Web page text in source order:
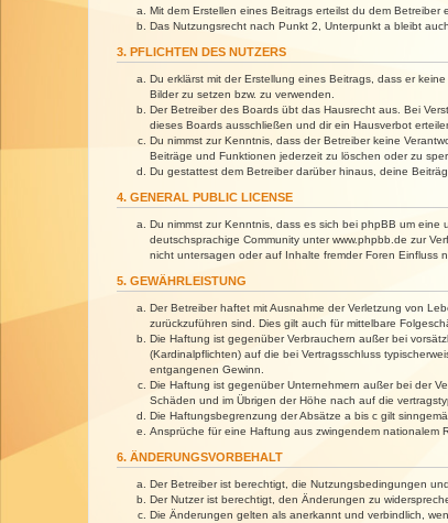
Mit dem Erstellen eines Beitrags erteilst du dem
Das Nutzungsrecht nach Punkt 2, Unterpunkt a bleibt
3. PFLICHTEN DES NUTZERS
Du erklärst mit der Erstellung eines Beitrags, dass er
Bilder zu setzen bzw. zu verwenden.
Der Betreiber des Boards übt das Hausrecht aus. Bei
dieses Boards ausschließen und dir ein Hausverbot
Du nimmst zur Kenntnis, dass der Betreiber keine
Beiträge und Funktionen jederzeit zu löschen oder zu
Du gestattest dem Betreiber darüber hinaus, deine
4. GENERAL PUBLIC LICENSE
Du nimmst zur Kenntnis, dass es sich bei phpBB um eine
deutschsprachige Community unter www.phpbb.de zur
nicht untersagen oder auf Inhalte fremder Foren Einfluss
5. GEWÄHRLEISTUNG
Der Betreiber haftet mit Ausnahme der Verletzung von
zurückzuführen sind. Dies gilt auch für mittelbare
Die Haftung ist gegenüber Verbrauchern außer bei
(Kardinalpflichten) auf die bei Vertragsschluss
entgangenen Gewinn.
Die Haftung ist gegenüber Unternehmern außer bei der
Schäden und im Übrigen der Höhe nach auf die
Die Haftungsbegrenzung der Absätze a bis c gilt
Ansprüche für eine Haftung aus zwingendem nationalem
6. ÄNDERUNGSVORBEHALT
Der Betreiber ist berechtigt, die Nutzungsbedingungen
Der Nutzer ist berechtigt, den Änderungen zu
Die Änderungen gelten als anerkannt und verbindlich,